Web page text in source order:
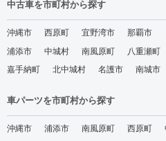
中古車を市町村から探す
沖縄市 西原町 宜野湾市 那覇市
浦添市
中城村 南風原町 八重瀬町
嘉手納町
北中城村 名護市 南城市
車パーツを市町村から探す
沖縄市 浦添市 南風原町 西原町